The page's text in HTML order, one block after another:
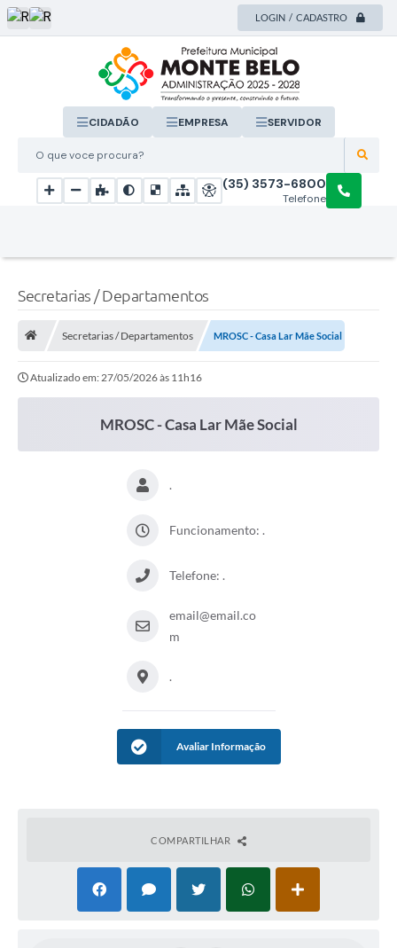
LOGIN / CADASTRO
O que voce procura?
CIDADÃO EMPRESA SERVIDOR
Telefone
(35) 3573-6800
Secretarias / Departamentos
Secretarias / Departamentos MROSC - Casa Lar Mãe Social
Atualizado em: 27/05/2026 às 11h16
MROSC - Casa Lar Mãe Social
.
Funcionamento: .
Telefone: .
email@email.co
m
.
Avaliar Informação
COMPARTILHAR